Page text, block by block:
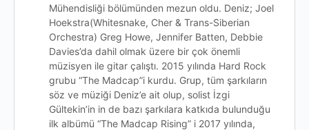
Mühendisliği bölümünden mezun oldu. Deniz; Joel
Hoekstra(Whitesnake, Cher & Trans-Siberian
Orchestra) Greg Howe, Jennifer Batten, Debbie
Davies’da dahil olmak üzere bir çok önemli
müzisyen ile gitar çalıştı. 2015 yılında Hard Rock
grubu “The Madcap”i kurdu. Grup, tüm şarkıların
söz ve müziği Deniz’e ait olup, solist İzgi
Gültekin’in in de bazı şarkılara katkıda bulunduğu
ilk albümü “The Madcap Rising” i 2017 yılında,